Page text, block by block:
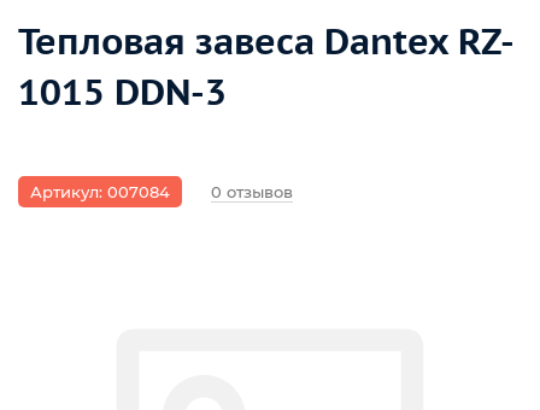
Тепловая завеса Dantex RZ-
1015 DDN-3
Артикул: 007084 0 отзывов